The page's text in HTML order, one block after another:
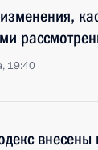
19:40
внесены